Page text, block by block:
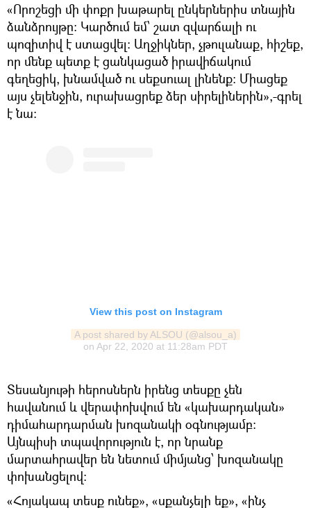
«Որոշեցի մի փոքր խաթարել ընկերներիս տնային
ձանձրույթը: Կարծում եմ՝ շատ զվարճալի ու
պոզիտիվ է ստացվել։ Աղջիկներ, չթուլանաք, հիշեք,
որ մենք պետք է ցանկացած իրավիճակում
գեղեցիկ, խնամված ու սեքսուալ լինենք։ Միացեք
այս չելենջին, ուրախացրեք ձեր սիրելիներին»,-գրել
է նա:
View this post on Instagram
A post shared by ALSOU (@alsou_a)
on Apr 22, 2020 at 11:28am PDT
Տեսանյութի հերոսներն իրենց տեսքը չեն
հավանում և վերափոխվում են «կախարդական»
դիմահարդարման խոզանակի օգնությամբ:
Այնպիսի տպավորություն է, որ նրանք
մարտահրավեր են նետում միմյանց՝ խոզանակը
փոխանցելով։
«Հոյակապ տեսք ունեք», «սքանչելի եք», «ինչ